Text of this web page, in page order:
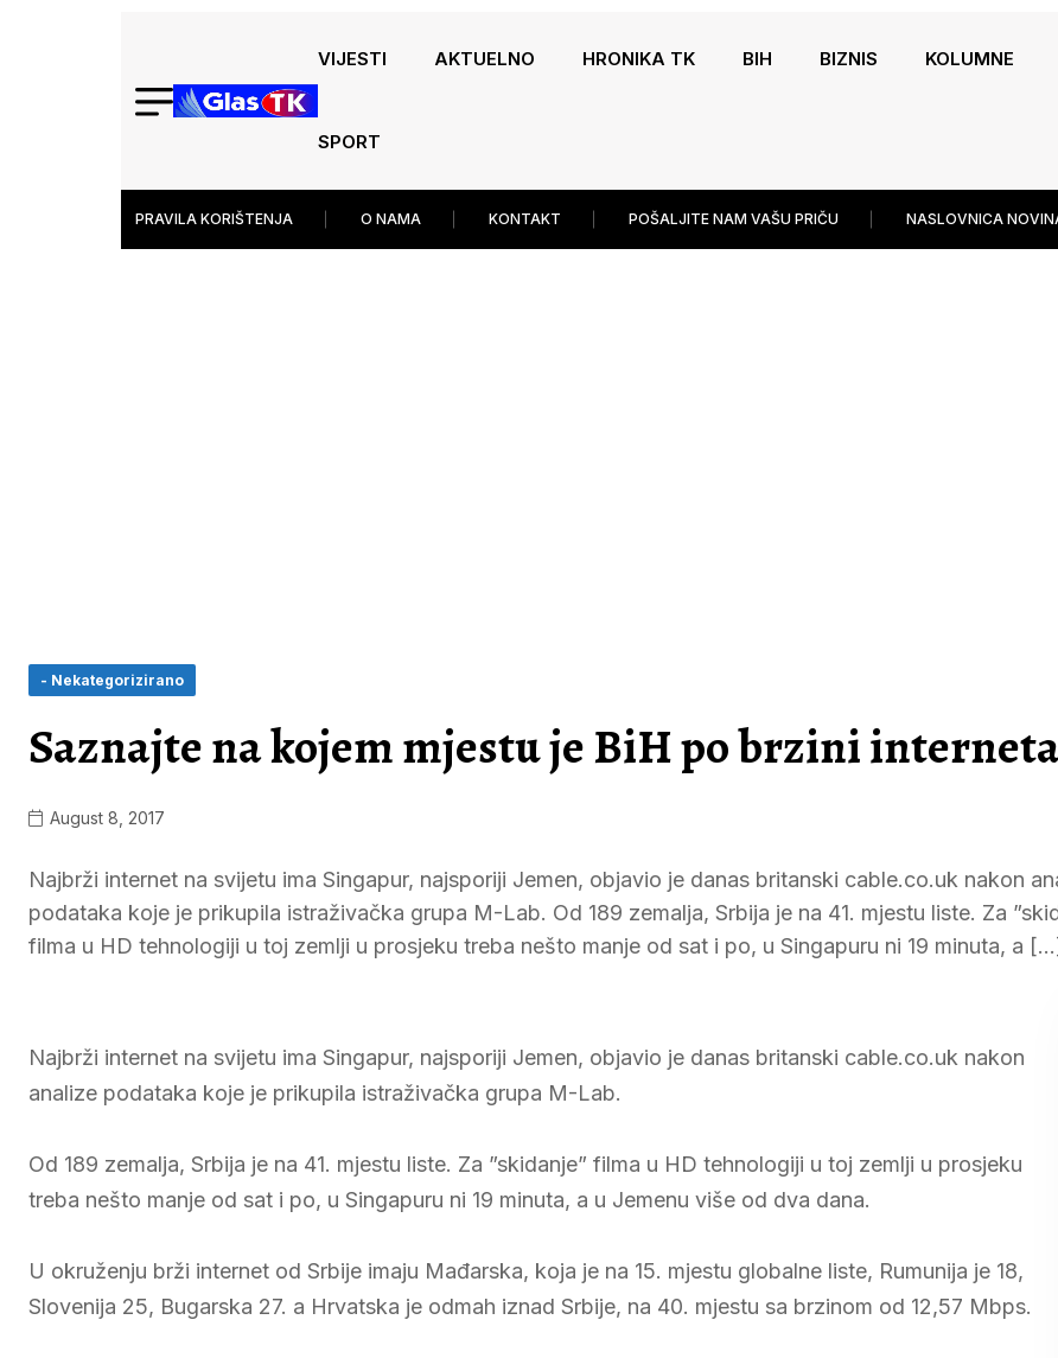
VIJESTI AKTUELNO HRONIKA TK BIH BIZNIS KOLUMNE
SPORT
PRAVILA KORIŠTENJA O NAMA KONTAKT POŠALJITE NAM VAŠU PRIČU NASLOVNICA
- Nekategorizirano
Saznajte na kojem mjestu je BiH po brzini
August 8, 2017
Najbrži internet na svijetu ima Singapur, najsporiji Jemen, objavio je danas britanski cable.co.uk nakon
podataka koje je prikupila istraživačka grupa M-Lab. Od 189 zemalja, Srbija je na 41. mjestu liste. Za
filma u HD tehnologiji u toj zemlji u prosjeku treba nešto manje od sat i po, u Singapuru ni 19 minuta, a […]
Najbrži internet na svijetu ima Singapur, najsporiji Jemen, objavio je danas britanski cable.co.uk nakon
analize podataka koje je prikupila istraživačka grupa M-Lab.
Od 189 zemalja, Srbija je na 41. mjestu liste. Za ”skidanje” filma u HD tehnologiji u toj zemlji u prosjeku
treba nešto manje od sat i po, u Singapuru ni 19 minuta, a u Jemenu više od dva dana.
U okruženju brži internet od Srbije imaju Mađarska, koja je na 15. mjestu globalne liste, Rumunija je 18,
Slovenija 25, Bugarska 27. a Hrvatska je odmah iznad Srbije, na 40. mjestu sa brzinom od 12,57 Mbps.